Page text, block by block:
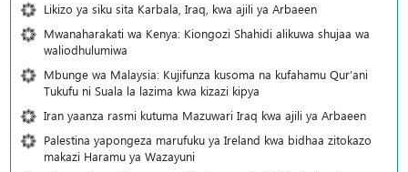
Likizo ya siku sita Karbala, Iraq, kwa ajili ya Arbaeen
Mwanaharakati wa Kenya: Kiongozi Shahidi alikuwa shujaa wa
waliodhulumiwa
Mbunge wa Malaysia: Kujifunza kusoma na kufahamu Qur’ani
Tukufu ni Suala la lazima kwa kizazi kipya
Iran yaanza rasmi kutuma Mazuwari Iraq kwa ajili ya Arbaeen
Palestina yapongeza marufuku ya Ireland kwa bidhaa zitokazo
makazi Haramu ya Wazayuni